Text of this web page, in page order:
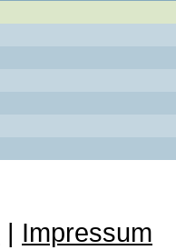
| Impressum